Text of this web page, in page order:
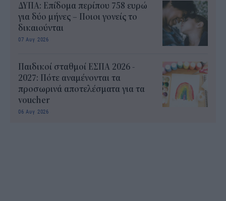
ΔΥΠΑ: Επίδομα περίπου 758 ευρώ
για δύο μήνες – Ποιοι γονείς το
δικαιούνται
07 Αυγ 2026
Παιδικοί σταθμοί ΕΣΠΑ 2026 -
2027: Πότε αναμένονται τα
προσωρινά αποτελέσματα για τα
voucher
06 Αυγ 2026